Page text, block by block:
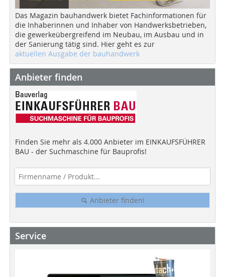
Das Magazin bauhandwerk bietet Fachinformationen für
die Inhaberinnen und Inhaber von Handwerksbetrieben,
die gewerkeübergreifend im Neubau, im Ausbau und in
der Sanierung tätig sind. Hier geht es zur
aktuellen Ausgabe der bauhandwerk
Anbieter finden
Finden Sie mehr als 4.000 Anbieter im EINKAUFSFÜHRER
BAU - der Suchmaschine für Bauprofis!
Anbieter finden!
Service